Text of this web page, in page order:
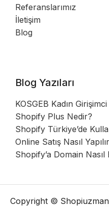
Referanslarımız
İletişim
Blog
Blog Yazıları
KOSGEB Kadın
Shopify Plus Nedir?
Shopify Türkiye’de
Online Satış Nasıl
Shopify’a Domain Nasıl
Copyright © Shopiuzman